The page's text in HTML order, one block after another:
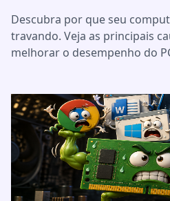
Descubra por que seu
travando. Veja as principais
melhorar o desempenho do